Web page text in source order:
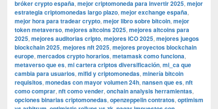
bróker crypto españa, mejor criptomoneda para invertir 2025, mejor
estrategia criptomonedas largo plazo, mejor exchange españa,
mejor hora para tradear crypto, mejor libro sobre bitcoin, mejor
token metaverso, mejores altcoins 2025, mejores altcoins para
2025, mejores auditorias cripto, mejores ICO 2025, mejores juegos
blockchain 2025, mejores nft 2025, mejores proyectos blockchain
europe, mercados crypto horarios, metamask como funciona,
metaverso que es, mi cartera criptos diversificación, mi_ca que
cambia para usuarios, mifid y criptomonedas, minería bitcoin
requisitos, monedas con mayor volumen 24h, nansen que es, nft
como comprar, nft como vender, onchain analysis herramientas,
opciones binarias criptomonedas, openzeppelin contratos, optimism